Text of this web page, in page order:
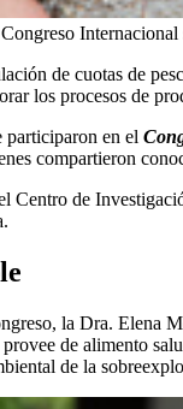
Internacional
de cuotas de
los procesos de
participaron en el
compartieron
Centro de
la Dra. Elena
de alimento
de la